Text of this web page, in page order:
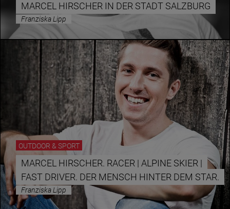
MARCEL HIRSCHER IN DER STADT SALZBURG
Franziska Lipp
OUTDOOR & SPORT
MARCEL HIRSCHER. RACER | ALPINE SKIER |
FAST DRIVER. DER MENSCH HINTER DEM STAR.
Franziska Lipp